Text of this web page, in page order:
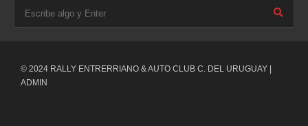
© 2024 RALLY ENTRERRIANO & AUTO CLUB C. DEL URUGUAY |
ADMIN